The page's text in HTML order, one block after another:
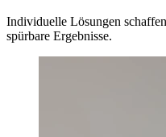
Individuelle Lösungen
spürbare Ergebnisse.